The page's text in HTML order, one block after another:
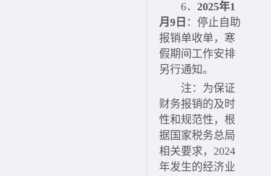
6． 2025年1
月9日 ：停止自助
报销单收单，寒
假期间工作安排
另行通知。
注：为保证
财务报销的及时
性和规范性，根
据国家税务总局
相关要求，2024
年发生的经济业